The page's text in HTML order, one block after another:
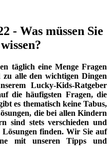
- Was müssen Sie
täglich eine Menge Fragen
alle den wichtigen Dingen
Lucky-Kids-Ratgeber
die häufigsten Fragen, die
es thematisch keine Tabus,
die bei allen Kindern
sind stets verschieden und
Lösungen finden. Wir Sie auf
mit unseren Tipps und